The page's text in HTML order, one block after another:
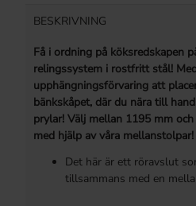
BESKRIVNING
Få i ordning på köksredskapen
relingssystem i rostfritt stål!
upphängningsförvaring att
bänkskåpet, där du nära till
prylar! Välj mellan 1195 mm
med hjälp av våra mellanstolpar!
Det här är ett röravslut
tillsammans med en